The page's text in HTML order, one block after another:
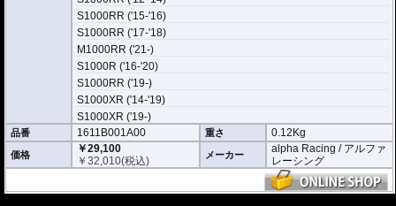
S1000RR ('15-'16)
S1000RR ('17-'18)
M1000RR ('21-)
S1000R ('16-'20)
S1000RR ('19-)
S1000XR ('14-'19)
S1000XR ('19-)
品番 1611B001A00 重さ 0.12Kg
価格
￥29,100
￥32,010(税込) メーカー
alpha Racing / アルファ
レーシング